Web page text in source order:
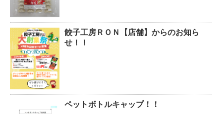
餃子工房ＲＯＮ【店舗】からのお知ら
せ！！
ペットボトルキャップ！！